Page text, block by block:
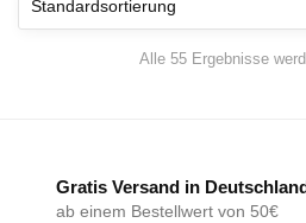
Alle 55 Ergebnisse
Gratis Versand in
ab einem Bestellwert von 50€